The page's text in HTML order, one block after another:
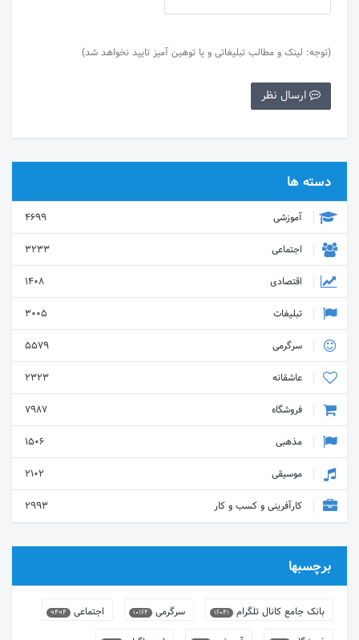
(توجه: لینک و مطالب تبلیغاتی و یا توهین آمیز تایید نخواهد شد)
دسته ها
آموزشی
4699
اجتماعی
3233
اقتصادی
1408
تبلیغات
3005
سرگرمی
5579
عاشقانه
2323
فروشگاه
7987
مذهبی
1506
موسیقی
2102
کارآفرینی و کسب و کار
2993
برچسبها
بانک جامع کانال تلگرام 16041 سرگرمی 10164 اجتماعی 9494